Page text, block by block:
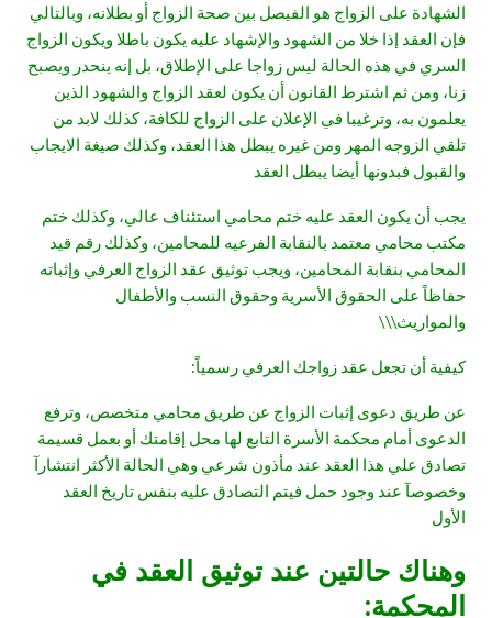
الشهادة على الزواج هو الفيصل بين صحة الزواج أو بطلانه، وبالتالي
فإن العقد إذا خلا من الشهود والإشهاد عليه يكون باطلا ويكون الزواج
السري في هذه الحالة ليس زواجا على الإطلاق، بل إنه ينحدر ويصبح
زنا، ومن ثم اشترط القانون أن يكون لعقد الزواج والشهود الذين
يعلمون به، وترغيبا في الإعلان على الزواج للكافة، كذلك لابد من
تلقي الزوجه المهر ومن غيره يبطل هذا العقد، وكذلك صيغة الايجاب
والقبول فبدونها أيضا يبطل العقد
يجب أن يكون العقد عليه ختم محامي استئناف عالي، وكذلك ختم
مكتب محامي معتمد بالنقابة الفرعيه للمحامين، وكذلك رقم قيد
المحامي بنقابة المحامين، ويجب توثيق عقد الزواج العرفي وإثباته
حفاظاً على الحقوق الأسرية وحقوق النسب والأطفال
والمواريث\\\
كيفية أن تجعل عقد زواجك العرفي رسمياً:
عن طريق دعوى إثبات الزواج عن طريق محامي متخصص، وترفع
الدعوى أمام محكمة الأسرة التابع لها محل إقامتك أو بعمل قسيمة
تصادق علي هذا العقد عند مأذون شرعي وهي الحالة الأكثر انتشارآ
وخصوصآ عند وجود حمل فيتم التصادق عليه بنفس تاريخ العقد
الأول
وهناك حالتين عند توثيق العقد في
المحكمة: